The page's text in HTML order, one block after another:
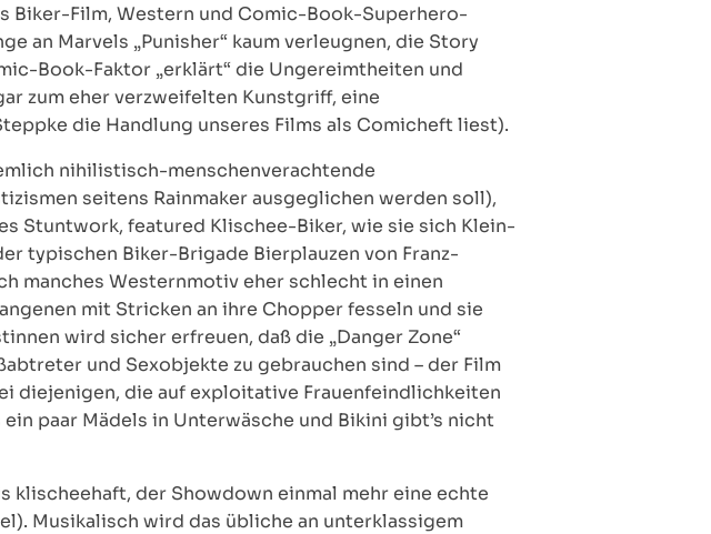
Biker-Film, Western und Comic-Book-Superhero-
an Marvels „Punisher“ kaum verleugnen, die Story
Book-Faktor „erklärt“ die Ungereimtheiten und
zum eher verzweifelten Kunstgriff, eine
die Handlung unseres Films als Comicheft liest).
nihilistisch-menschenverachtende
seitens Rainmaker ausgeglichen werden soll),
Stuntwork, featured Klischee-Biker, wie sie sich Klein-
typischen Biker-Brigade Bierplauzen von Franz-
manches Westernmotiv eher schlecht in einen
mit Stricken an ihre Chopper fesseln und sie
wird sicher erfreuen, daß die „Danger Zone“
und Sexobjekte zu gebrauchen sind – der Film
die auf exploitative Frauenfeindlichkeiten
paar Mädels in Unterwäsche und Bikini gibt’s nicht
der Showdown einmal mehr eine echte
Musikalisch wird das übliche an unterklassigem